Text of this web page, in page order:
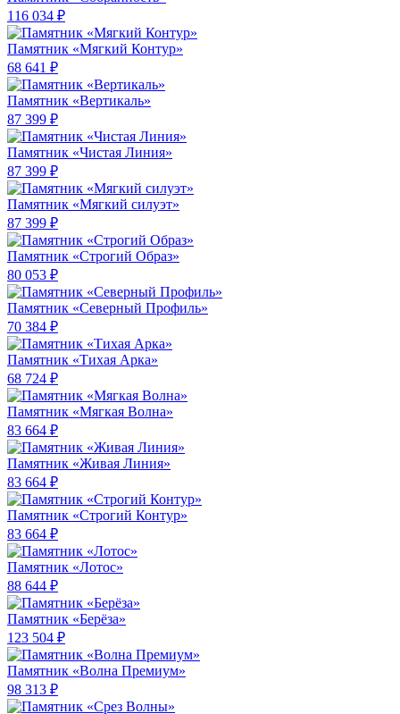
116 034 ₽
Памятник «Мягкий Контур»
68 641 ₽
Памятник «Вертикаль»
87 399 ₽
Памятник «Чистая Линия»
87 399 ₽
Памятник «Мягкий силуэт»
87 399 ₽
Памятник «Строгий Образ»
80 053 ₽
Памятник «Северный Профиль»
70 384 ₽
Памятник «Тихая Арка»
68 724 ₽
Памятник «Мягкая Волна»
83 664 ₽
Памятник «Живая Линия»
83 664 ₽
Памятник «Строгий Контур»
83 664 ₽
Памятник «Лотос»
88 644 ₽
Памятник «Берёза»
123 504 ₽
Памятник «Волна Премиум»
98 313 ₽